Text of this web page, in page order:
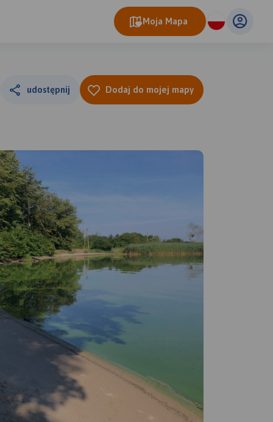
Moja Mapa
udostępnij Dodaj do mojej mapy